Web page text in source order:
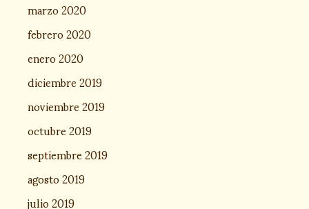
marzo 2020
febrero 2020
enero 2020
diciembre 2019
noviembre 2019
octubre 2019
septiembre 2019
agosto 2019
julio 2019